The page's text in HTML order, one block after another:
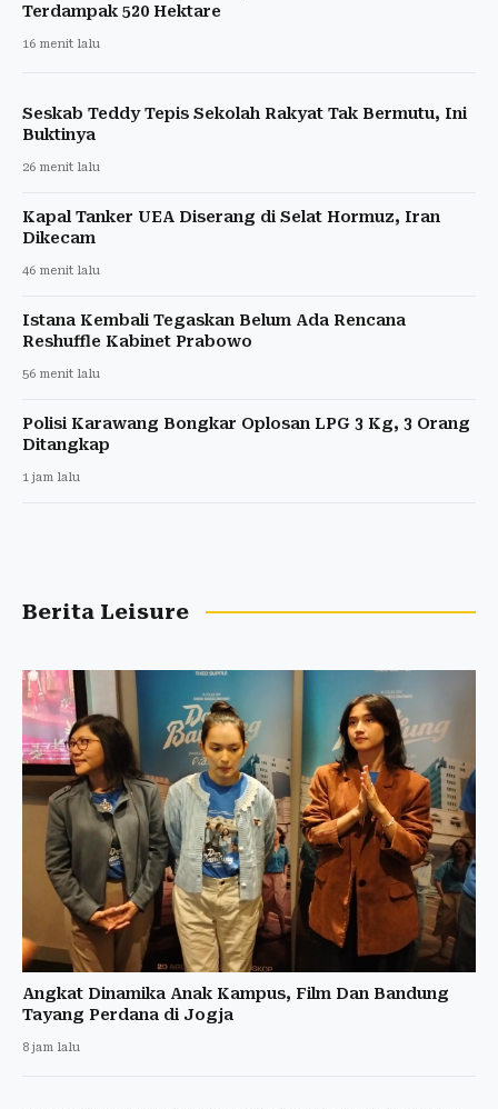
Terdampak 520 Hektare
16 menit lalu
Seskab Teddy Tepis Sekolah Rakyat Tak Bermutu, Ini
Buktinya
26 menit lalu
Kapal Tanker UEA Diserang di Selat Hormuz, Iran
Dikecam
46 menit lalu
Istana Kembali Tegaskan Belum Ada Rencana
Reshuffle Kabinet Prabowo
56 menit lalu
Polisi Karawang Bongkar Oplosan LPG 3 Kg, 3 Orang
Ditangkap
1 jam lalu
Berita Leisure
Angkat Dinamika Anak Kampus, Film Dan Bandung
Tayang Perdana di Jogja
8 jam lalu